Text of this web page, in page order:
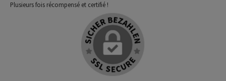
Plusieurs fois récompensé et certifié !